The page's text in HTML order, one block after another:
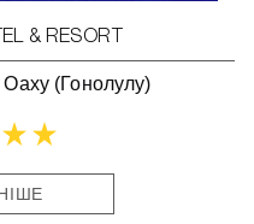
& RESORT
Оаху (Гонолулу)